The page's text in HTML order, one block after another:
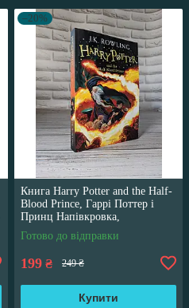
–20%
Книга Harry Potter and the Half-
Blood Prince, Гаррі Поттер і
Принц Напівкровка,
англійською мовою
Готово до відправки
199 ₴ 249 ₴
Купити